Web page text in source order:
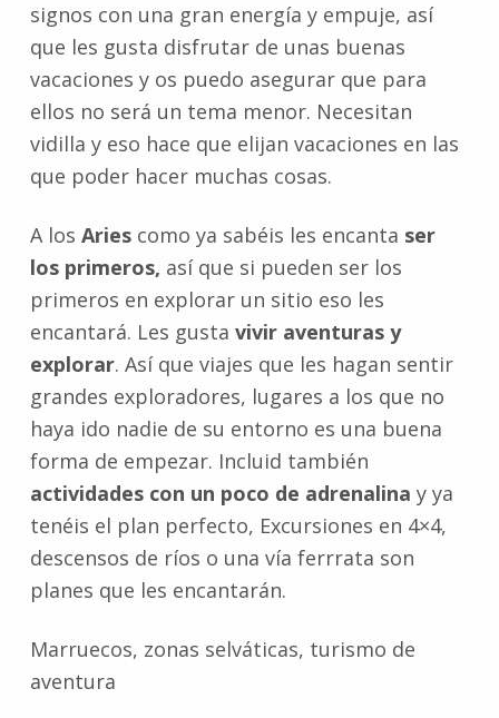
signos con una gran energía y empuje, así
que les gusta disfrutar de unas buenas
vacaciones y os puedo asegurar que para
ellos no será un tema menor. Necesitan
vidilla y eso hace que elijan vacaciones en las
que poder hacer muchas cosas.
A los Ariescomo ya sabéis les encanta ser
los primeros, así que si pueden ser los
primeros en explorar un sitio eso les
encantará. Les gusta vivir aventuras y
explorar. Así que viajes que les hagan sentir
grandes exploradores, lugares a los que no
haya ido nadie de su entorno es una buena
forma de empezar. Incluid también
actividades con un poco de adrenalina y ya
tenéis el plan perfecto, Excursiones en 4×4,
descensos de ríos o una vía ferrrata son
planes que les encantarán.
Marruecos, zonas selváticas, turismo de
aventura